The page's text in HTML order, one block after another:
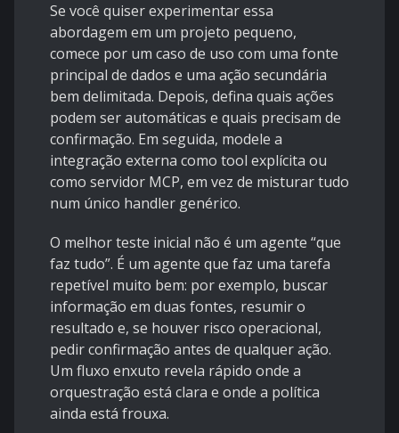
Se você quiser experimentar essa
abordagem em um projeto pequeno,
comece por um caso de uso com uma fonte
principal de dados e uma ação secundária
bem delimitada. Depois, defina quais ações
podem ser automáticas e quais precisam de
confirmação. Em seguida, modele a
integração externa como tool explícita ou
como servidor MCP, em vez de misturar tudo
num único handler genérico.
O melhor teste inicial não é um agente “que
faz tudo”. É um agente que faz uma tarefa
repetível muito bem: por exemplo, buscar
informação em duas fontes, resumir o
resultado e, se houver risco operacional,
pedir confirmação antes de qualquer ação.
Um fluxo enxuto revela rápido onde a
orquestração está clara e onde a política
ainda está frouxa.